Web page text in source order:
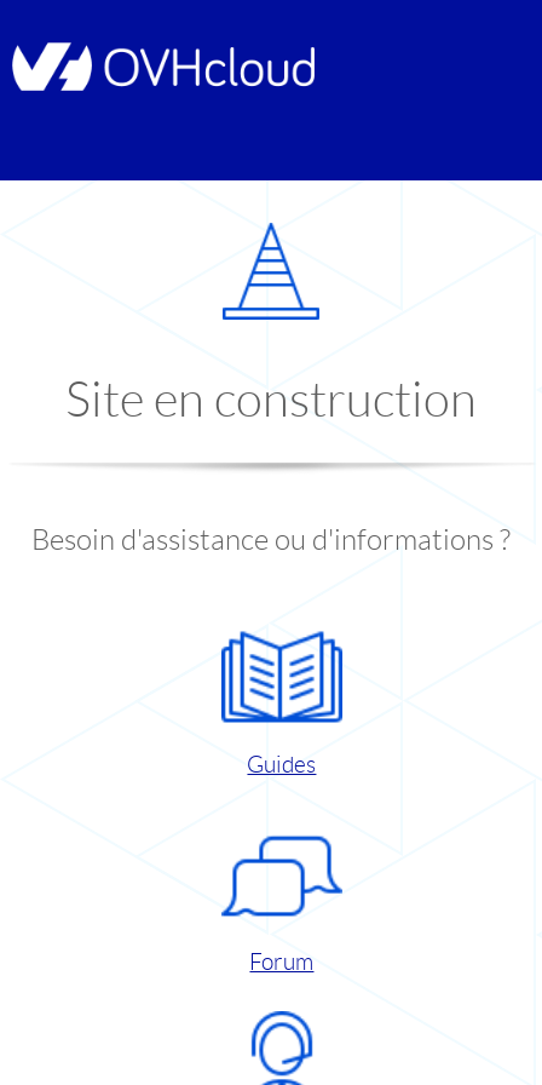
Site en construction
Besoin d'assistance ou d'informations ?
Guides
Forum